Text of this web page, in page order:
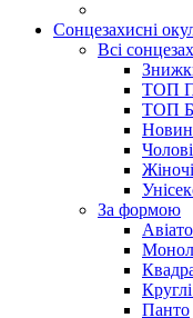
Сонцезахисні
Всі
ТОП
ТОП
За формою
Панто